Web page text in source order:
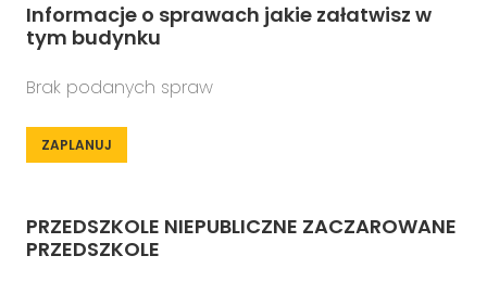
Informacje o sprawach jakie załatwisz w
tym budynku
Brak podanych spraw
ZAPLANUJ
PRZEDSZKOLE NIEPUBLICZNE ZACZAROWANE
PRZEDSZKOLE